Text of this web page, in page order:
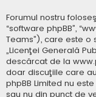
Forumul nostru
“software phpBB”,
Teams”), care este
„Licenţei Generală
descărcat de la
doar discuţiile care
phpBB Limited nu
sau nu din punct de